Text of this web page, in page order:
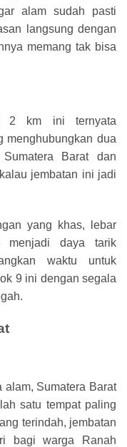
alam sudah pasti
langsung dengan
memang tak bisa
2 km ini ternyata
menghubungkan dua
Barat dan
jembatan ini jadi
yang khas, lebar
menjadi daya tarik
waktu untuk
9 ini dengan segala
alam, Sumatera Barat
satu tempat paling
terindah, jembatan
bagi warga Ranah